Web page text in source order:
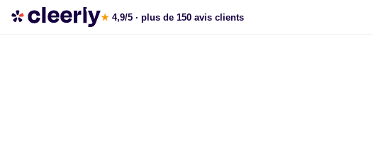
Les meilleures solutions pour défiscaliser
★ 4,9/5 · plus de 150 avis clients